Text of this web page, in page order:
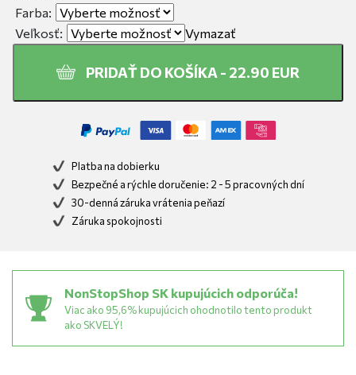
Farba:
Veľkosť:
Vymazať
PRIDAŤ DO KOŠÍKA - 22.90 EUR
Platba na dobierku
Bezpečné a rýchle doručenie: 2 - 5 pracovných dní
30-denná záruka vrátenia peňazí
Záruka spokojnosti
NonStopShop SK kupujúcich odporúča!
Viac ako 95,6% kupujúcich ohodnotilo tento produkt
ako SKVELÝ!